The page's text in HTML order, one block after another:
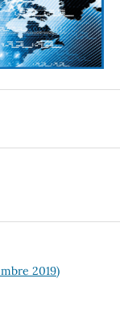
2019)